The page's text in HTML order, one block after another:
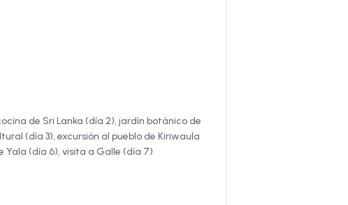
de Sri Lanka (día 2), jardín botánico de
(día 3), excursión al pueblo de Kiriwaula
Yala (día 6), visita a Galle (día 7)